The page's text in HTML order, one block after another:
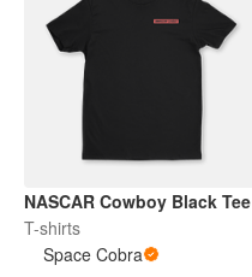
NASCAR Cowboy Black Tee
T-shirts
Space Cobra